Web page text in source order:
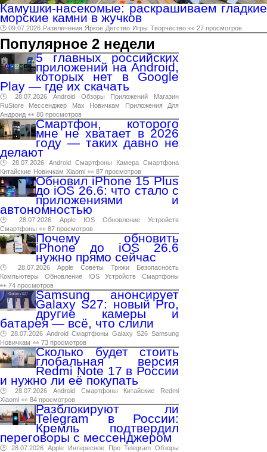
Камушки-насекомые: раскрашиваем гладкие
морские камни в жучков
🕑 09.07.2026 Развлечения Яркое Детство Игры Творчество 👀 27 просмотров
Популярное 2 недели
5 главных российских
приложений на Android,
которых нет в Google
Play — где их скачать
🕑 28.07.2026 Android Обзоры Приложений
Магазин
RuStore
Мессенджер Max Новичкам Приложения
Для
Андроид 👀 80 просмотров
Смартфон, которого
мне не хватает в 2026
году — таких давно не
делают
🕑 28.07.2026 Android Смартфоны Камера Смартфона
Китайские Новичкам Xiaomi 👀 87 просмотров
Обновил iPhone 15 Plus
до iOS 26.6: что стало с
приложениями и
автономностью
🕑 28.07.2026 Apple IOS Обновление
Устройств
Смартфоны 👀 87 просмотров
Почему обновить
iPhone до iOS 26.6
нужно прямо сейчас
🕑 28.07.2026 Apple Советы Трюки
Безопасность
Компьютеры
Обновление IOS Устройств
Смартфоны
👀 74 просмотров
Samsung анонсирует
Galaxy S27: новый Pro,
другие камеры и
батарея — всё, что слили
🕑 28.07.2026 Android Смартфоны Galaxy S26 Samsung
Новичкам 👀 73 просмотров
Сколько будет стоить
глобальная версия
Redmi Note 17 в России
и нужно ли её покупать
🕑 28.07.2026 Android Смартфоны Китайские
Redmi
Xiaomi 👀 84 просмотров
Разблокируют ли
Telegram в России:
Кремль подтвердил
переговоры с мессенджером
🕑 28.07.2026 Apple Интересное Про Telegram Обзоры